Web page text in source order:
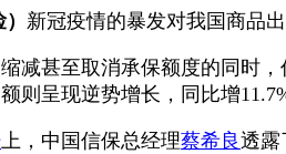
新冠疫情的暴发对我国商品
甚至取消承保额度的同时，
则呈现逆势增长，同比增11.7%
上，中国信保总经理蔡希良透露